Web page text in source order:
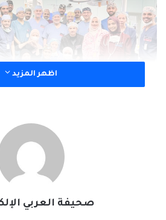
وأكد معالي المستشار بالديوان الملكي،
سلمان للإغاثة والأعمال الإنسانية، رئيس
الربيعة، أنه إنفاذًا للتوجيهات السامية من
اظهر المزيد
صحيفة العربي